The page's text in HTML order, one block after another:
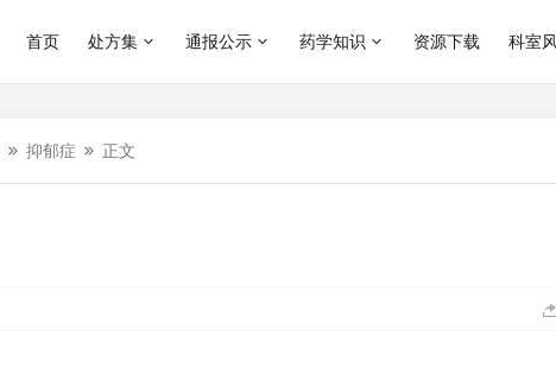
首页 处方集 通报公示 药学知识 资源下载 科室
抑郁症 正文